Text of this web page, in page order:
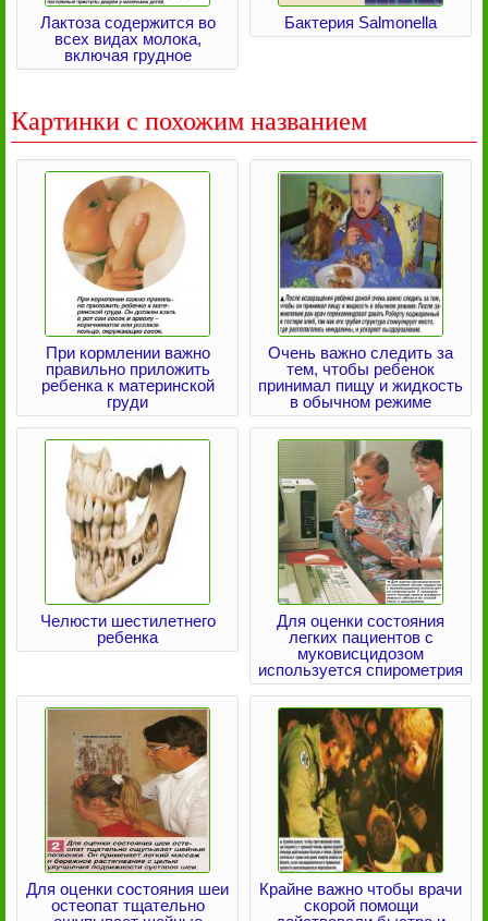
Лактоза содержится во
всех видах молока,
включая грудное
Бактерия Salmonella
Картинки с похожим названием
При кормлении важно
правильно приложить
ребенка к материнской
груди
Очень важно следить за
тем, чтобы ребенок
принимал пищу и жидкость
в обычном режиме
Челюсти шестилетнего
ребенка
Для оценки состояния
легких пациентов с
муковисцидозом
используется спирометрия
Для оценки состояния шеи
остеопат тщательно
Крайне важно чтобы врачи
скорой помощи